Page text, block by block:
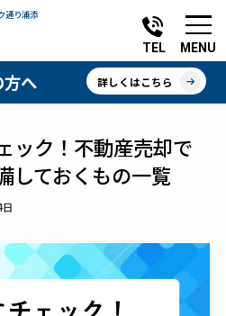
通り浦添
TEL
へ 詳しくはこちら
MENU
ック！不動産売却で
しておくもの一覧